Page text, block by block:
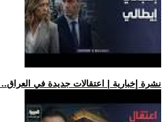
.. نشرة إخبارية | اعتقالات جديدة في